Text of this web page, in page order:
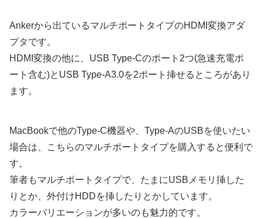
Ankerから出ているマルチポートタイプのHDMI変換アダ
プタです。
HDMI変換の他に、USB Type-Cのポート2つ(急速充電ポ
ート含む)とUSB Type-A3.0を2ポート挿せるところがあり
ます。
MacBookで他のType-C機器や、Type-AのUSBを使いたい
場合は、こちらのマルチポートタイプを購入すると便利で
す。
筆者もマルチポートタイプで、たまにUSBメモリ挿した
りとか、外付けHDDを挿したりとかしています。
カラーバリエーションが多いのも魅力的です。